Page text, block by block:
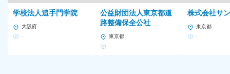
学校法人追手門学院
大阪府
-
公益財団法人東京都道
路整備保全公社
東京都
-
株式会社サ
東京都
-